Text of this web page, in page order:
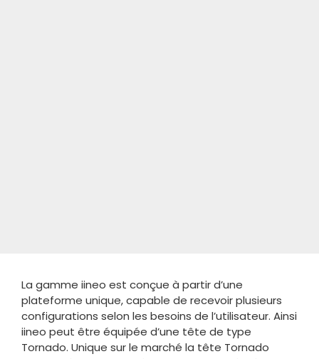
La gamme iineo est conçue à partir d’une
plateforme unique, capable de recevoir plusieurs
configurations selon les besoins de l’utilisateur. Ainsi
iineo peut être équipée d’une tête de type
Tornado. Unique sur le marché la tête Tornado